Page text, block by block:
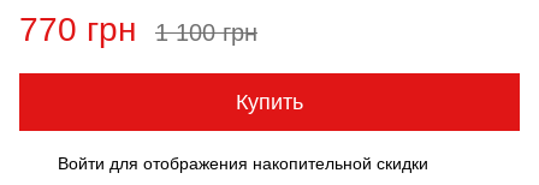
770 грн 1 100 грн
Купить
Войти для отображения накопительной скидки